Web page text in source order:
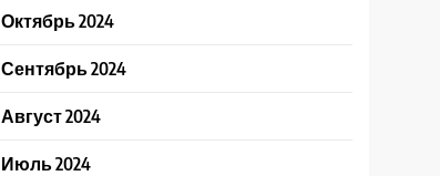
Октябрь 2024
Сентябрь 2024
Август 2024
Июль 2024